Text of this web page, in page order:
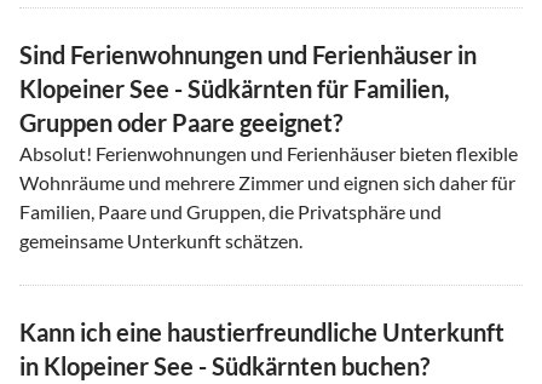
Sind Ferienwohnungen und Ferienhäuser in
Klopeiner See - Südkärnten für Familien,
Gruppen oder Paare geeignet?
Absolut! Ferienwohnungen und Ferienhäuser bieten flexible
Wohnräume und mehrere Zimmer und eignen sich daher für
Familien, Paare und Gruppen, die Privatsphäre und
gemeinsame Unterkunft schätzen.
Kann ich eine haustierfreundliche Unterkunft
in Klopeiner See - Südkärnten buchen?